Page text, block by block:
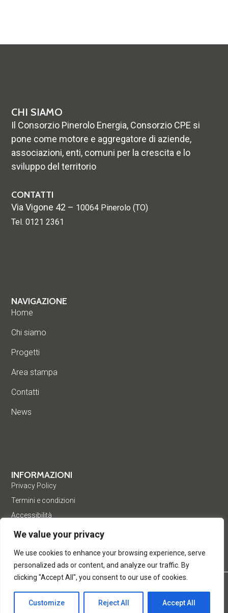
We value your privacy
We use cookies to enhance your browsing experience, serve
personalized ads or content, and analyze our traffic. By
clicking "Accept All", you consent to our use of cookies.
Customize Reject All Accept All
CHI SIAMO
Il Consorzio Pinerolo Energia, Consorzio CPE si
pone come motore e aggregatore di aziende,
associazioni, enti, comuni per la crescita e lo
sviluppo del territorio
CONTATTI
Via Vigone 42 – 10064 Pinerolo (TO)
Tel. 0121 2361
NAVIGAZIONE
Home
Chi siamo
Progetti
Area stampa
Contatti
News
INFORMAZIONI
Privacy Policy
Termini e condizioni
Accessibilità
Vigone 42 - 10064 Pinerolo - P. Iva e Registro delle imprese di
Torino 05059960012 - Capitale Sociale